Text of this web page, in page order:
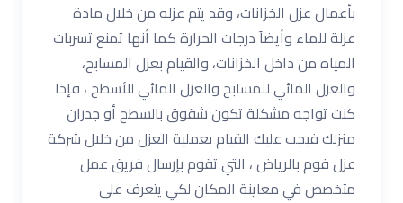
بأعمال عزل الخزانات، وقد يتم عزله من خلال مادة
عزلة للماء وأيضاً درجات الحرارة كما أنها تمنع تسربات
المياه من داخل الخزانات، والقيام بعزل المسابح،
والعزل المائي للمسابح والعزل المائي للأسطح ، فإذا
كنت تواجه مشكلة تكون شقوق بالسطح أو جدران
منزلك فيجب عليك القيام بعملية العزل من خلال شركة
عزل فوم بالرياض ، التي تقوم بإرسال فريق عمل
متخصص في معاينة المكان لكي يتعرف على